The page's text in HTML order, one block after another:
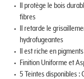
Il protège le bois
fibres
Il retarde le
hydrofugeantes
Il est riche en
Finition Uniforme et
5 Teintes disponibles :